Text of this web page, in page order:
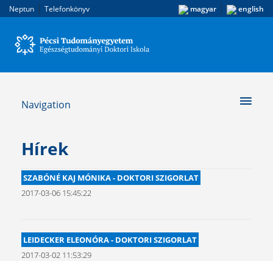
Neptun | Telefonkönyv magyar | english
Navigation
Hírek
SZABÓNÉ KAJ MÓNIKA - DOKTORI SZIGORLAT
2017-03-06 15:45:22
LEIDECKER ELEONÓRA - DOKTORI SZIGORLAT
2017-03-02 11:53:29